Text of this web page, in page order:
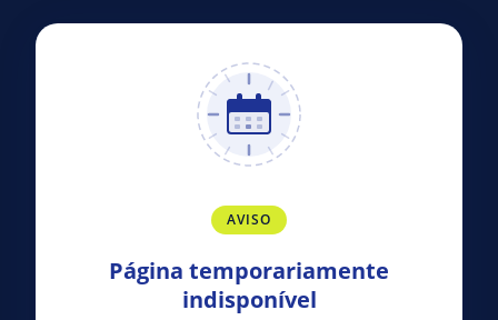
AVISO
Página temporariamente
indisponível